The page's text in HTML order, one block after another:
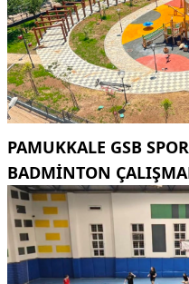
PAMUKKALE GSB
BADMINTON